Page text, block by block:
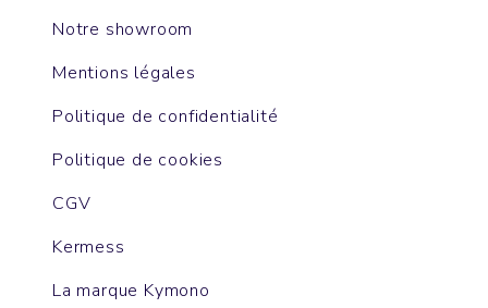
Notre showroom
Mentions légales
Politique de confidentialité
Politique de cookies
CGV
Kermess
La marque Kymono